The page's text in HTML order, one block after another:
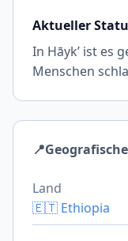
Aktueller
In Hāyk’ ist es
Menschen
📍
Land
🇪🇹 Ethiopia